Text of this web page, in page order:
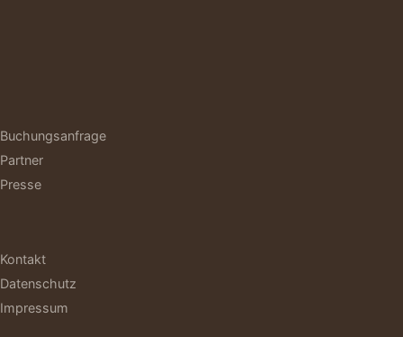
Buchungsanfrage
Partner
Presse
Kontakt
Datenschutz
Impressum